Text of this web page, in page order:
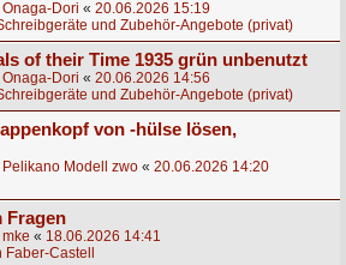
Onaga-Dori « 20.06.2026 15:19
und Zubehör-Angebote (privat)
of their Time 1935 grün unbenutzt
Onaga-Dori « 20.06.2026 14:56
und Zubehör-Angebote (privat)
von -hülse lösen,
Pelikano Modell zwo « 20.06.2026 14:20
Fragen
mke « 18.06.2026 14:41
Faber-Castell